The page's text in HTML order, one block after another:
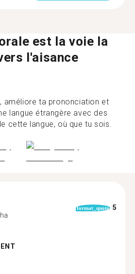
est la voie la
l'aisance
améliore ta prononciation et
langue étrangère avec des
cette langue, où que tu sois.
format_quote 5